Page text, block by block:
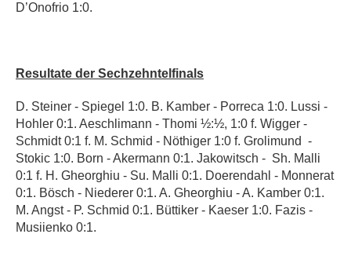
D’Onofrio 1:0.
Resultate der Sechzehntelfinals
D. Steiner - Spiegel 1:0. B. Kamber - Porreca 1:0. Lussi -
Hohler 0:1. Aeschlimann - Thomi ½:½, 1:0 f. Wigger -
Schmidt 0:1 f. M. Schmid - Nöthiger 1:0 f. Grolimund -
Stokic 1:0. Born -Akermann 0:1. Jakowitsch - Sh. Malli
0:1 f. H. Gheorghiu - Su. Malli 0:1. Doerendahl - Monnerat
0:1. Bösch - Niederer 0:1. A. Gheorghiu - A. Kamber 0:1.
M. Angst - P. Schmid 0:1. Büttiker - Kaeser 1:0. Fazis -
Musiienko 0:1.